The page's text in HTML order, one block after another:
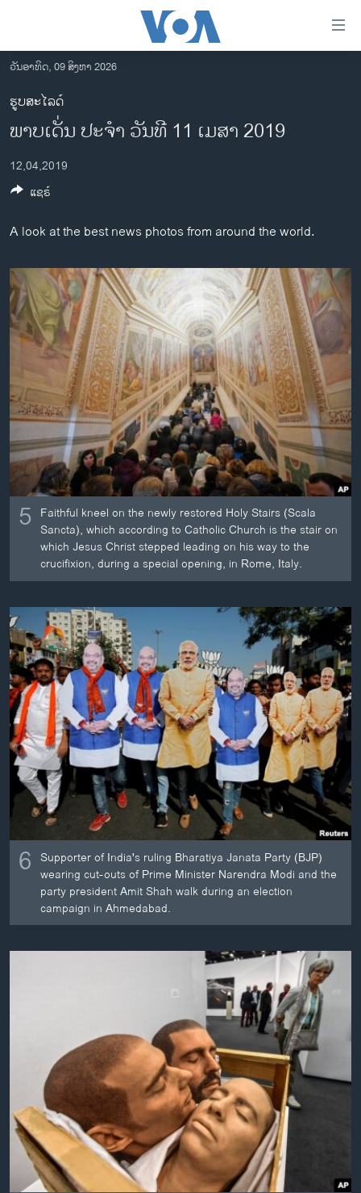
ເຂົ້າ
ຫາ
ຂ້າມ
ຂ້າມ
ໄປ
ຫາ
ຄົ້ນ
ລາວ
ອາເມຣິກາ
ການເລືອກຕັ້ງ ປະທານາທີບໍດີ ສະຫະລັດ 2024
ຂ່າວ​ຈີນ
ໂລກ
ອິດສະຫຼະພາບດ້ານການຂ່າວ
ຊີວິດຊາວລາວ
ຊຸມຊົນຊາວລາວ
ວິທະຍາສາດ-ເທັກໂນໂລຈີ
ທຸລະກິດ
ພາສາອັງກິດ
ວີດີໂອ
ສຽງ
ລາຍການກະຈາຍສຽງ
ລາຍງານ
ຕິດຕາມພວກເຮົາ ທີ່
ພາສາຕ່າງໆ
ວັນອາທິດ, 09 ສິງຫາ 2026
ຮູບສະໄລດ໌
ພາບເດັ່ນ ປະຈຳ ວັນທີ 11 ເມສາ 2019
12,04,2019
A look at the best news photos from around the world.
5 Faithful kneel on the newly restored Holy Stairs (Scala
Sancta), which according to Catholic Church is the stair on
which Jesus Christ stepped leading on his way to the
crucifixion, during a special opening, in Rome, Italy.
6 Supporter of India's ruling Bharatiya Janata Party (BJP)
wearing cut-outs of Prime Minister Narendra Modi and the
party president Amit Shah walk during an election
campaign in Ahmedabad.
ແຊຣ໌